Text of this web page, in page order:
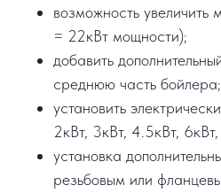
возможность увеличить
= 22кВт мощности);
добавить
среднюю часть бойлера;
установить
2кВт, 3кВт, 4.5кВт,
установка
резьбовым или